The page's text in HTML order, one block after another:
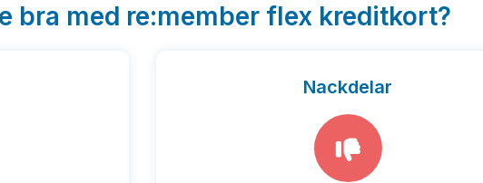
bra med re:member flex kreditkort?
Nackdelar